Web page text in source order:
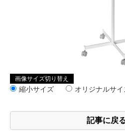
画像サイズ切り替え
縮小サイズ オリジナルサイ
記事に戻